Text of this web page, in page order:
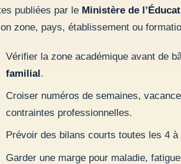
publiées par le Ministère de
zone, pays, établissement ou
Vérifier la zone académique avant de
familial.
Croiser numéros de semaines,
contraintes professionnelles.
Prévoir des bilans courts toutes les 4 à
Garder une marge pour maladie,